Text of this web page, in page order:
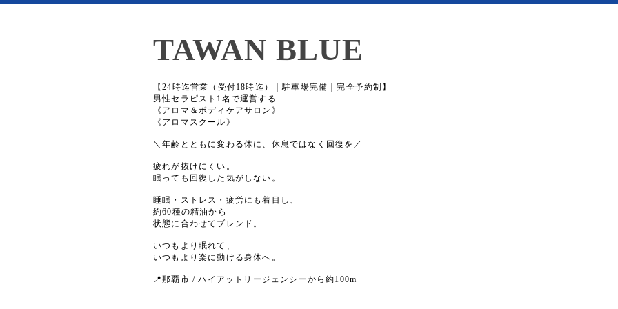
TAWAN BLUE
【24時迄営業（受付18時迄）｜駐車場完備｜完全予約制】
男性セラピスト1名で運営する
《アロマ＆ボディケアサロン》
《アロマスクール》
＼年齢とともに変わる体に、休息ではなく回復を／
疲れが抜けにくい。
眠っても回復した気がしない。
睡眠・ストレス・疲労にも着目し、
約60種の精油から
状態に合わせてブレンド。
いつもより眠れて、
いつもより楽に動ける身体へ。
📍那覇市 / ハイアットリージェンシーから約100m